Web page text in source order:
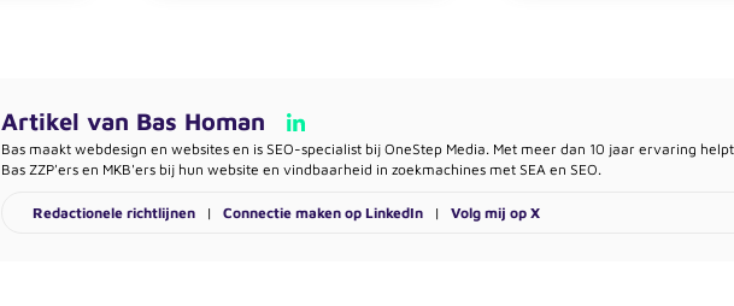
Artikel van Bas Homan
Bas maakt webdesign en websites en is SEO-specialist bij OneStep Media. Met meer dan 10 jaar ervaring helpt
Bas ZZP'ers en MKB'ers bij hun website en vindbaarheid in zoekmachines met SEA en SEO.
Redactionele richtlijnen| Connectie maken op LinkedIn| Volg mij op X